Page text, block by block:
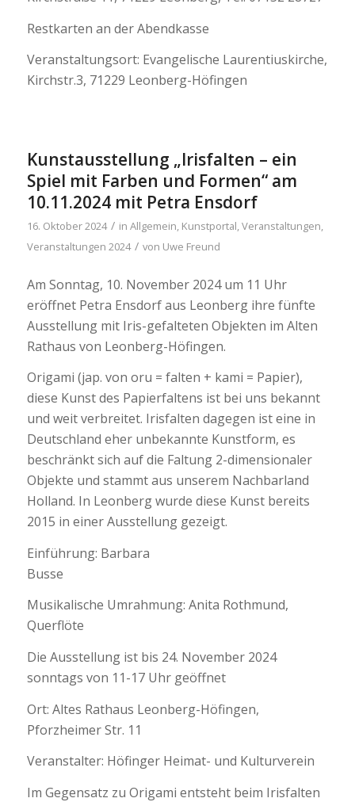
Restkarten an der Abendkasse
Veranstaltungsort: Evangelische Laurentiuskirche,
Kirchstr.3, 71229 Leonberg-Höfingen
Kunstausstellung „Irisfalten – ein
Spiel mit Farben und Formen“ am
10.11.2024 mit Petra Ensdorf
16. Oktober 2024 / in Allgemein, Kunstportal,Veranstaltungen,
Veranstaltungen 2024 / von Uwe Freund
Am Sonntag, 10. November 2024 um 11 Uhr
eröffnet Petra Ensdorf aus Leonberg ihre fünfte
Ausstellung mit Iris-gefalteten Objekten im Alten
Rathaus von Leonberg-Höfingen.
Origami (jap. von oru = falten + kami = Papier),
diese Kunst des Papierfaltens ist bei uns bekannt
und weit verbreitet. Irisfalten dagegen ist eine in
Deutschland eher unbekannte Kunstform, es
beschränkt sich auf die Faltung 2-dimensionaler
Objekte und stammt aus unserem Nachbarland
Holland. In Leonberg wurde diese Kunst bereits
2015 in einer Ausstellung gezeigt.
Einführung: Barbara
Busse
Musikalische Umrahmung: Anita Rothmund,
Querflöte
Die Ausstellung ist bis 24. November 2024
sonntags von 11-17 Uhr geöffnet
Ort: Altes Rathaus Leonberg-Höfingen,
Pforzheimer Str. 11
Veranstalter: Höfinger Heimat- und Kulturverein
Im Gegensatz zu Origami entsteht beim Irisfalten